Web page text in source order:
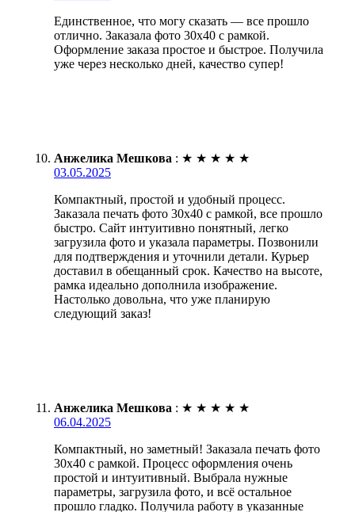
Единственное, что могу сказать — все прошло
отлично. Заказала фото 30х40 с рамкой.
Оформление заказа простое и быстрое. Получила
уже через несколько дней, качество супер!
Анжелика Мешкова : ★ ★ ★ ★ ★
03.05.2025
Компактный, простой и удобный процесс.
Заказала печать фото 30х40 с рамкой, все прошло
быстро. Сайт интуитивно понятный, легко
загрузила фото и указала параметры. Позвонили
для подтверждения и уточнили детали. Курьер
доставил в обещанный срок. Качество на высоте,
рамка идеально дополнила изображение.
Настолько довольна, что уже планирую
следующий заказ!
Анжелика Мешкова : ★ ★ ★ ★ ★
06.04.2025
Компактный, но заметный! Заказала печать фото
30х40 с рамкой. Процесс оформления очень
простой и интуитивный. Выбрала нужные
параметры, загрузила фото, и всё остальное
прошло гладко. Получила работу в указанные